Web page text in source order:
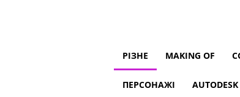
РІЗНЕ MAKING OF
ПЕРСОНАЖІ AUTODESK